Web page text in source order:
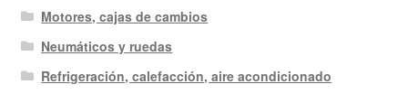
Motores, cajas de cambios
Neumáticos y ruedas
Refrigeración, calefacción, aire acondicionado